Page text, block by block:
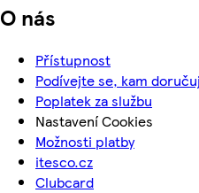
O nás
Přístupnost
Podívejte se, kam
Poplatek za službu
Nastavení Cookies
Možnosti platby
itesco.cz
Clubcard